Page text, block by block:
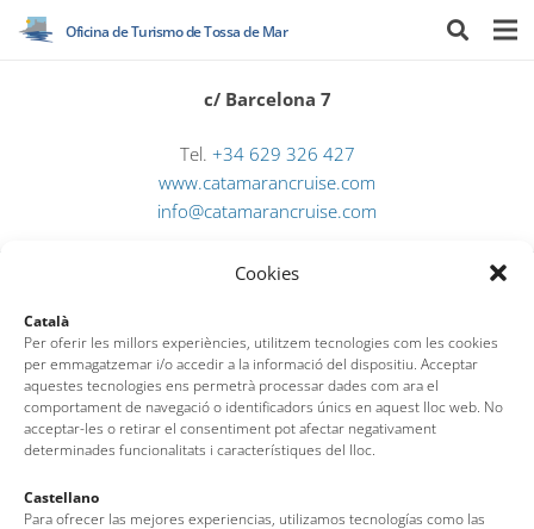
Cookies
Català
Per oferir les millors experiències, utilitzem tecnologies com les cookies
per emmagatzemar i/o accedir a la informació del dispositiu. Acceptar
aquestes tecnologies ens permetrà processar dades com ara el
comportament de navegació o identificadors únics en aquest lloc web. No
acceptar-les o retirar el consentiment pot afectar negativament
determinades funcionalitats i característiques del lloc.
Castellano
Para ofrecer las mejores experiencias, utilizamos tecnologías como las
Oficina de Turismo de Tossa de Mar
c/ Barcelona 7
Tel. +34 629 326 427
www.catamarancruise.com
info@catamarancruise.com